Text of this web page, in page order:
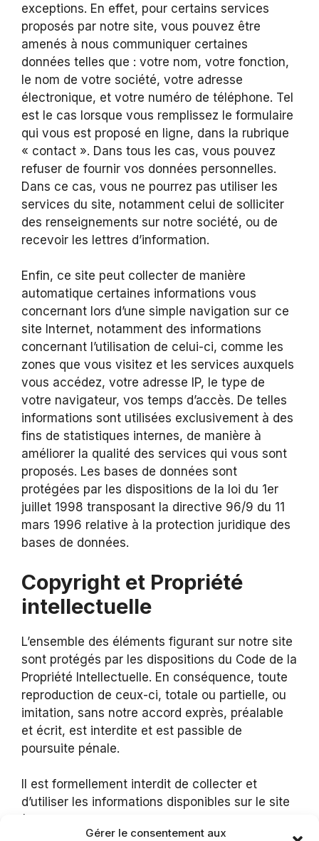
Gérer le consentement aux
exceptions. En effet, pour certains services
proposés par notre site, vous pouvez être
amenés à nous communiquer certaines
données telles que : votre nom, votre fonction,
le nom de votre société, votre adresse
électronique, et votre numéro de téléphone. Tel
est le cas lorsque vous remplissez le formulaire
qui vous est proposé en ligne, dans la rubrique
« contact ». Dans tous les cas, vous pouvez
refuser de fournir vos données personnelles.
Dans ce cas, vous ne pourrez pas utiliser les
services du site, notamment celui de solliciter
des renseignements sur notre société, ou de
recevoir les lettres d’information.
Enfin, ce site peut collecter de manière
automatique certaines informations vous
concernant lors d’une simple navigation sur ce
site Internet, notamment des informations
concernant l’utilisation de celui-ci, comme les
zones que vous visitez et les services auxquels
vous accédez, votre adresse IP, le type de
votre navigateur, vos temps d’accès. De telles
informations sont utilisées exclusivement à des
fins de statistiques internes, de manière à
améliorer la qualité des services qui vous sont
proposés. Les bases de données sont
protégées par les dispositions de la loi du 1er
juillet 1998 transposant la directive 96/9 du 11
mars 1996 relative à la protection juridique des
bases de données.
Copyright et Propriété
intellectuelle
L’ensemble des éléments figurant sur notre site
sont protégés par les dispositions du Code de la
Propriété Intellectuelle. En conséquence, toute
reproduction de ceux-ci, totale ou partielle, ou
imitation, sans notre accord exprès, préalable
et écrit, est interdite et est passible de
poursuite pénale.
Il est formellement interdit de collecter et
d’utiliser les informations disponibles sur le site